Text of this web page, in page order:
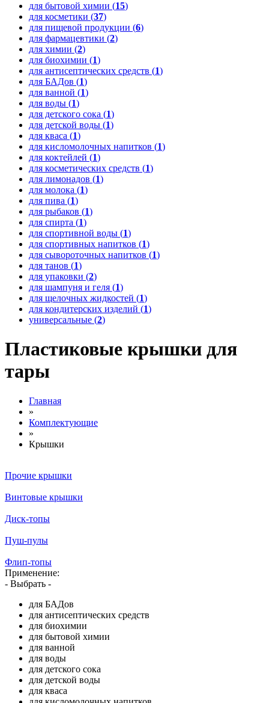
для бытовой химии (15)
для косметики (37)
для пищевой продукции (6)
для фармацевтики (2)
для химии (2)
для биохимии (1)
для антисептических средств (1)
для БАДов (1)
для ванной (1)
для воды (1)
для детского сока (1)
для детской воды (1)
для кваса (1)
для кисломолочных напитков (1)
для коктейлей (1)
для косметических средств (1)
для лимонадов (1)
для молока (1)
для пива (1)
для рыбаков (1)
для спирта (1)
для спортивной воды (1)
для спортивных напитков (1)
для сывороточных напитков (1)
для танов (1)
для упаковки (2)
для шампуня и геля (1)
для щелочных жидкостей (1)
для кондитерских изделий (1)
универсальные (2)
Пластиковые крышки для
тары
Главная
»
Комплектующие
»
Крышки
Прочие крышки
Винтовые крышки
Диск-топы
Пуш-пулы
Флип-топы
Применение:
- Выбрать -
для БАДов
для антисептических средств
для биохимии
для бытовой химии
для ванной
для воды
для детского сока
для детской воды
для кваса